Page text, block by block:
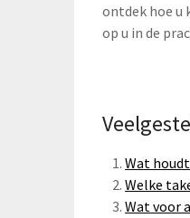
ontdek hoe u
op u in de
Wat
Welke
Wat voor